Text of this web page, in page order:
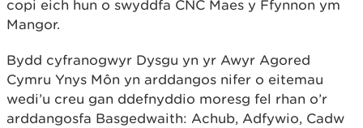
copi eich hun o swyddfa CNC Maes y Ffynnon ym
Mangor.
Bydd cyfranogwyr Dysgu yn yr Awyr Agored
Cymru Ynys Môn yn arddangos nifer o eitemau
wedi’u creu gan ddefnyddio moresg fel rhan o’r
arddangosfa Basgedwaith: Achub, Adfywio, Cadw